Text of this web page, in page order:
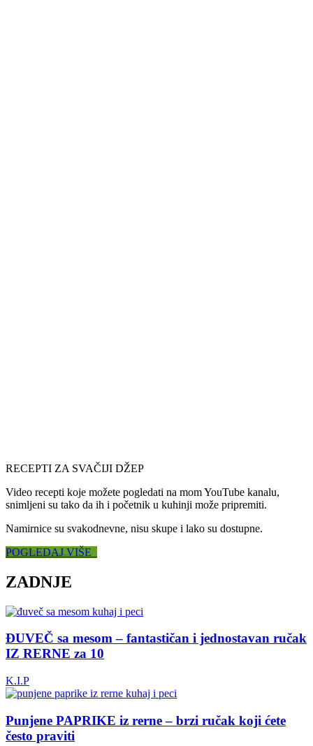
RECEPTI ZA SVAČIJI DŽEP
Video recepti koje možete pogledati na mom YouTube kanalu,
snimljeni su tako da ih i početnik u kuhinji može pripremiti.
Namirnice su svakodnevne, nisu skupe i lako su dostupne.
POGLEDAJ VIŠE
ZADNJE
ĐUVEČ sa mesom – fantastičan i jednostavan ručak
IZ RERNE za 10
K.I.P
Punjene PAPRIKE iz rerne – brzi ručak koji ćete
često praviti